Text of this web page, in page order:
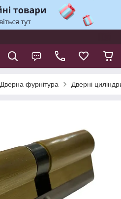
Дверна фурнітура Дверні